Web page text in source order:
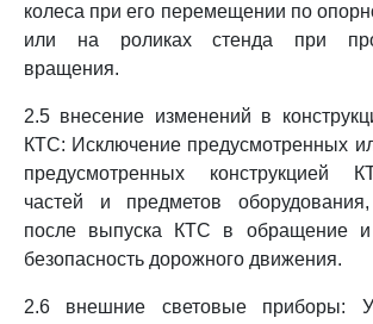
колеса при его перемещении по
или на роликах стенда при
вращения.
2.5 внесение изменений в
КТС: Исключение предусмотренных
предусмотренных конструкцией
частей и предметов
после выпуска КТС в обращение
безопасность дорожного движения.
2.6 внешние световые приборы: